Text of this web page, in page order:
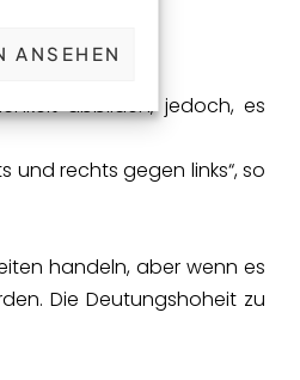
ANSEHEN
abbilden, jedoch, es
und rechts gegen links“, so
handeln, aber wenn es
Die Deutungshoheit zu